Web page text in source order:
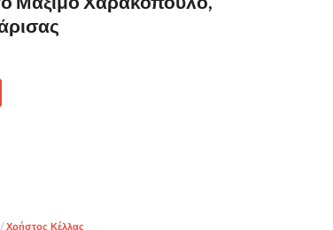
/ Χρήστος Κέλλας